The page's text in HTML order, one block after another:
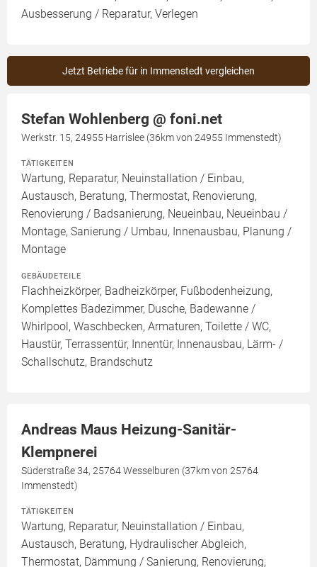
Ausbesserung / Reparatur, Verlegen
Jetzt Betriebe für in Immenstedt vergleichen
Stefan Wohlenberg @ foni.net
Werkstr. 15, 24955 Harrislee (36km von 24955 Immenstedt)
TÄTIGKEITEN
Wartung, Reparatur, Neuinstallation / Einbau,
Austausch, Beratung, Thermostat, Renovierung,
Renovierung / Badsanierung, Neueinbau, Neueinbau /
Montage, Sanierung / Umbau, Innenausbau, Planung /
Montage
GEBÄUDETEILE
Flachheizkörper, Badheizkörper, Fußbodenheizung,
Komplettes Badezimmer, Dusche, Badewanne /
Whirlpool, Waschbecken, Armaturen, Toilette / WC,
Haustür, Terrassentür, Innentür, Innenausbau, Lärm- /
Schallschutz, Brandschutz
Andreas Maus Heizung-Sanitär-
Klempnerei
Süderstraße 34, 25764 Wesselburen (37km von 25764
Immenstedt)
TÄTIGKEITEN
Wartung, Reparatur, Neuinstallation / Einbau,
Austausch, Beratung, Hydraulischer Abgleich,
Thermostat, Dämmung / Sanierung, Renovierung,